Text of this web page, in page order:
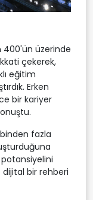
400'ün üzerinde
çekerek,
eğitim
Erken
bir kariyer
fazla
bir rehberi